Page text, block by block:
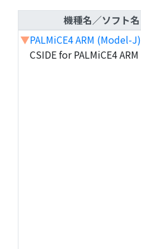
機種名／ソフト名
▼PALMiCE4 ARM (Model-J)
CSIDE for PALMiCE4 ARM